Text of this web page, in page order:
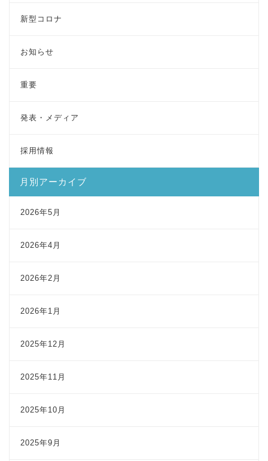
新型コロナ
お知らせ
重要
発表・メディア
採用情報
月別アーカイブ
2026年5月
2026年4月
2026年2月
2026年1月
2025年12月
2025年11月
2025年10月
2025年9月